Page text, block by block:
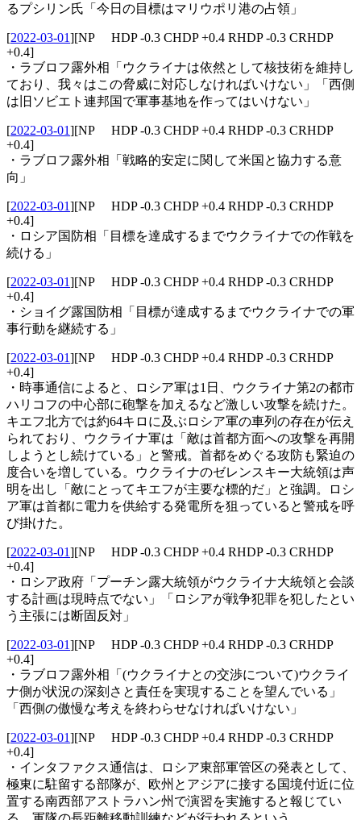
るプシリン氏「今日の目標はマリウポリ港の占領」
[2022-03-01][NP HDP -0.3 CHDP +0.4 RHDP -0.3 CRHDP
+0.4]
・ラブロフ露外相「ウクライナは依然として核技術を維持し
ており、我々はこの脅威に対応しなければいけない」「西側
は旧ソビエト連邦国で軍事基地を作ってはいけない」
[2022-03-01][NP HDP -0.3 CHDP +0.4 RHDP -0.3 CRHDP
+0.4]
・ラブロフ露外相「戦略的安定に関して米国と協力する意
向」
[2022-03-01][NP HDP -0.3 CHDP +0.4 RHDP -0.3 CRHDP
+0.4]
・ロシア国防相「目標を達成するまでウクライナでの作戦を
続ける」
[2022-03-01][NP HDP -0.3 CHDP +0.4 RHDP -0.3 CRHDP
+0.4]
・ショイグ露国防相「目標が達成するまでウクライナでの軍
事行動を継続する」
[2022-03-01][NP HDP -0.3 CHDP +0.4 RHDP -0.3 CRHDP
+0.4]
・時事通信によると、ロシア軍は1日、ウクライナ第2の都市
ハリコフの中心部に砲撃を加えるなど激しい攻撃を続けた。
キエフ北方では約64キロに及ぶロシア軍の車列の存在が伝え
られており、ウクライナ軍は「敵は首都方面への攻撃を再開
しようとし続けている」と警戒。首都をめぐる攻防も緊迫の
度合いを増している。ウクライナのゼレンスキー大統領は声
明を出し「敵にとってキエフが主要な標的だ」と強調。ロシ
ア軍は首都に電力を供給する発電所を狙っていると警戒を呼
び掛けた。
[2022-03-01][NP HDP -0.3 CHDP +0.4 RHDP -0.3 CRHDP
+0.4]
・ロシア政府「プーチン露大統領がウクライナ大統領と会談
する計画は現時点でない」「ロシアが戦争犯罪を犯したとい
う主張には断固反対」
[2022-03-01][NP HDP -0.3 CHDP +0.4 RHDP -0.3 CRHDP
+0.4]
・ラブロフ露外相「(ウクライナとの交渉について)ウクライ
ナ側が状況の深刻さと責任を実現することを望んでいる」
「西側の傲慢な考えを終わらせなければいけない」
[2022-03-01][NP HDP -0.3 CHDP +0.4 RHDP -0.3 CRHDP
+0.4]
・インタファクス通信は、ロシア東部軍管区の発表として、
極東に駐留する部隊が、欧州とアジアに接する国境付近に位
置する南西部アストラハン州で演習を実施すると報じてい